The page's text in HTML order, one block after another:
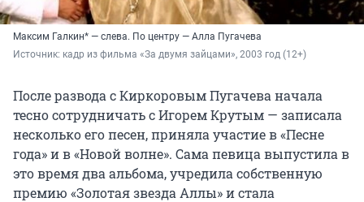
Максим Галкин* — слева. По центру — Алла Пугачева
Источник: кадр из фильма «За двумя зайцами», 2003 год (12+)
После развода с Киркоровым Пугачева начала
тесно сотрудничать с Игорем Крутым — записала
несколько его песен, приняла участие в «Песне
года» и в «Новой волне». Сама певица выпустила в
это время два альбома, учредила собственную
премию «Золотая звезда Аллы» и стала